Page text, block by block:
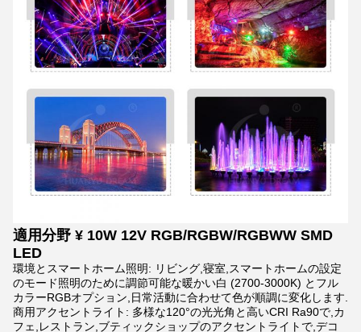
適用分野 ¥ 10W 12V RGB/RGBW/RGBWW SMD
LED
環境とスマートホーム照明: リビング,寝室,スマートホームの設定
のモード照明のために調節可能な暖かい白 (2700-3000K) とフル
カラーRGBオプション,日常活動に合わせて色が順調に変化します.
商用アクセントライト: 多様な120°の光光角と高いCRI Ra90で,カ
フェ,レストラン,ブティックショップのアクセントライトで,デコ